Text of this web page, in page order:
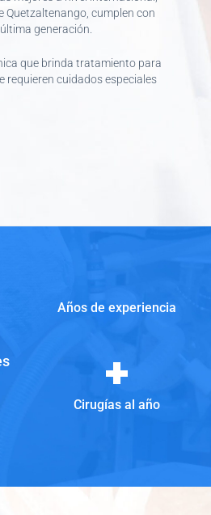
Quetzaltenango, cumplen con
generación.
que brinda tratamiento para
requieren cuidados especiales
Años de experiencia
Cirugías al año
+